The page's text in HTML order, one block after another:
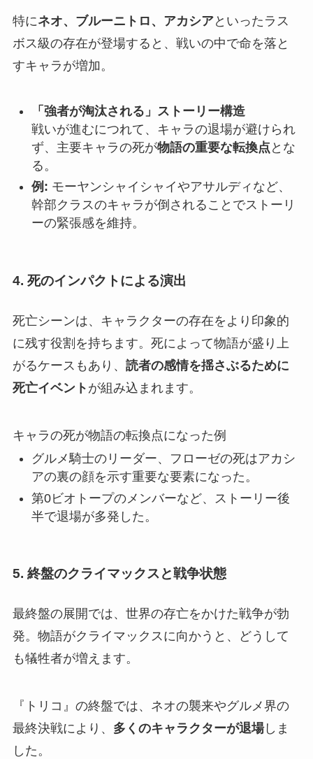
特にネオ、ブルーニトロ、アカシアといったラス
ボス級の存在が登場すると、戦いの中で命を落と
すキャラが増加。
「強者が淘汰される」ストーリー構造
戦いが進むにつれて、キャラの退場が避けられ
ず、主要キャラの死が物語の重要な転換点 とな
る。
例: モーヤンシャイシャイやアサルディなど、
幹部クラスのキャラが倒されることでストーリ
ーの緊張感を維持。
4. 死のインパクトによる演出
死亡シーンは、 キャラクターの存在をより印象的
に残す役割 を持ちます。死によって物語が盛り上
がるケースもあり、 読者の感情を揺さぶるために
死亡イベント が組み込まれます。
キャラの死が物語の転換点になった例
グルメ騎士のリーダー、フローゼの死はアカシ
アの裏の顔を示す重要な要素になった。
第0ビオトープのメンバーなど、ストーリー後
半で退場が多発した。
5. 終盤のクライマックスと戦争状態
最終盤の展開では、世界の存亡をかけた戦争が勃
発。物語がクライマックスに向かうと、どうして
も犠牲者が増えます。
『トリコ』の終盤では、ネオの襲来やグルメ界の
最終決戦により、 多くのキャラクターが退場しま
した。